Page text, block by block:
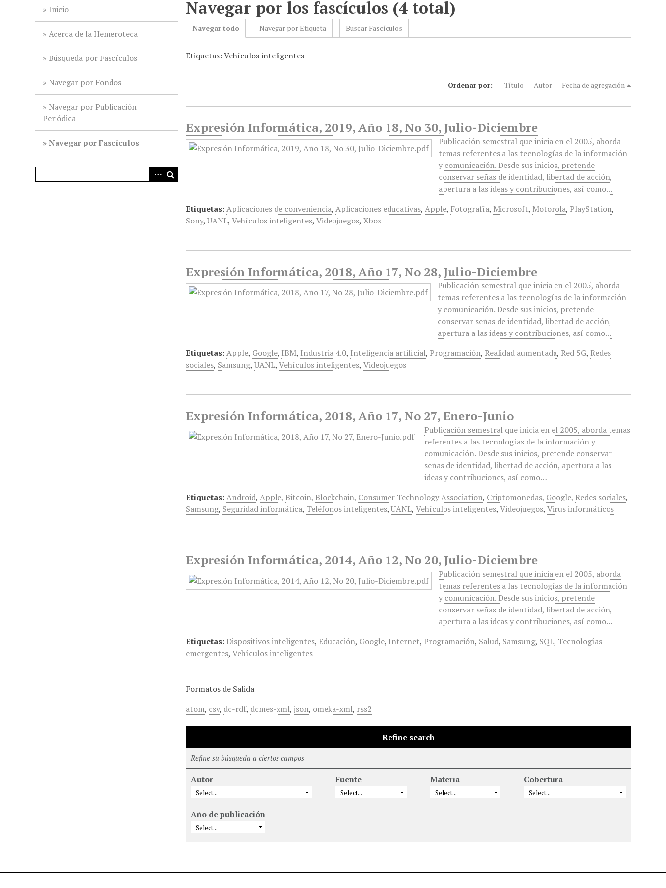
Inicio
Acerca de la Hemeroteca
Búsqueda por Fascículos
Navegar por Fondos
Navegar por Publicación
Periódica
Navegar por Fascículos
Navegar por los fascículos (4 total)
Navegar todo Navegar por Etiqueta Buscar Fascículos
Etiquetas: Vehículos inteligentes
Ordenar por: Título Autor Fecha de agregación
Expresión Informática, 2019, Año 18, No 30, Julio-Diciembre
Publicación semestral que inicia en el 2005, aborda
temas referentes a las tecnologías de la información
y comunicación. Desde sus inicios, pretende
conservar señas de identidad, libertad de acción,
apertura a las ideas y contribuciones, así como…
Etiquetas:Aplicaciones de conveniencia,Aplicaciones educativas,Apple, Fotografía, Microsoft, Motorola, PlayStation,
Sony,UANL,Vehículos inteligentes,Videojuegos,Xbox
Expresión Informática, 2018, Año 17, No 28, Julio-Diciembre
Publicación semestral que inicia en el 2005, aborda
temas referentes a las tecnologías de la información
y comunicación. Desde sus inicios, pretende
conservar señas de identidad, libertad de acción,
apertura a las ideas y contribuciones, así como…
Etiquetas:Apple, Google, IBM, Industria 4.0, Inteligencia artificial, Programación, Realidad aumentada, Red 5G, Redes
sociales, Samsung,UANL,Vehículos inteligentes,Videojuegos
Expresión Informática, 2018, Año 17, No 27, Enero-Junio
Publicación semestral que inicia en el 2005, aborda temas
referentes a las tecnologías de la información y
comunicación. Desde sus inicios, pretende conservar
señas de identidad, libertad de acción, apertura a las
ideas y contribuciones, así como…
Etiquetas:Android,Apple, Bitcoin, Blockchain, Consumer Technology Association, Criptomonedas, Google, Redes sociales,
Samsung, Seguridad informática, Teléfonos inteligentes,UANL,Vehículos inteligentes,Videojuegos,Virus informáticos
Expresión Informática, 2014, Año 12, No 20, Julio-Diciembre
Publicación semestral que inicia en el 2005, aborda
temas referentes a las tecnologías de la información
y comunicación. Desde sus inicios, pretende
conservar señas de identidad, libertad de acción,
apertura a las ideas y contribuciones, así como…
Etiquetas: Dispositivos inteligentes, Educación, Google, Internet, Programación, Salud, Samsung, SQL, Tecnologías
emergentes,Vehículos inteligentes
Formatos de Salida
atom, csv, dc-rdf, dcmes-xml,json, omeka-xml, rss2
Refine search
Refine su búsqueda a ciertos campos
Autor Fuente Materia Cobertura
Año de publicación